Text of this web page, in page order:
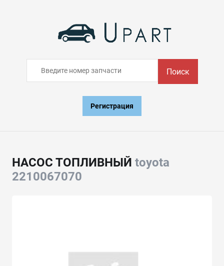
Поиск
Регистрация
НАСОС ТОПЛИВНЫЙ toyota
2210067070